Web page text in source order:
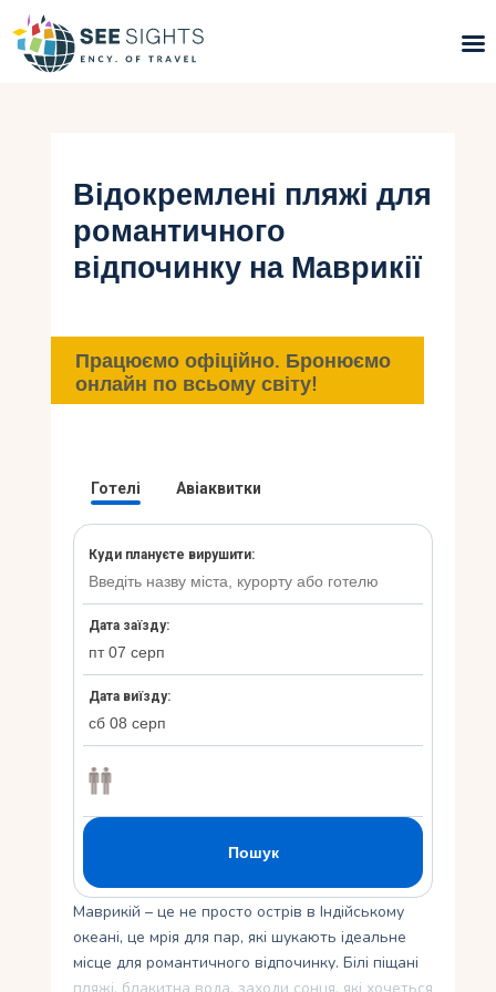
Гарячі тури
Типи Турів
Країни
Інфо
Блог
Відокремлені пляжі для
романтичного
відпочинку на Маврикії
Працюємо офіційно. Бронюємо
онлайн по всьому світу!
Маврикій – це не просто острів в Індійському
океані, це мрія для пар, які шукають ідеальне
місце для романтичного відпочинку. Білі піщані